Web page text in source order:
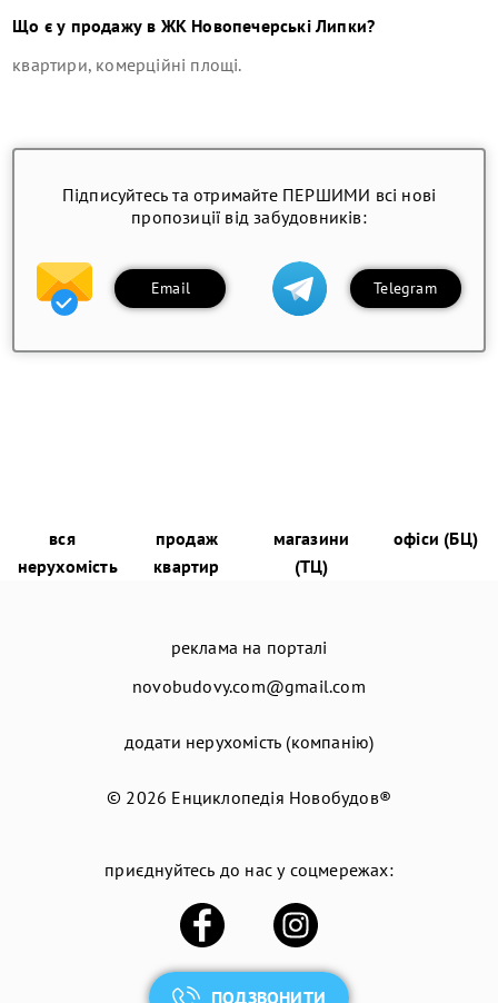
ПОДЗВОНИТИ
Що є у продажу в ЖК Новопечерські Липки?
квартири, комерційні площі.
Підписуйтесь та отримайте ПЕРШИМИ всі нові
пропозиції від забудовників:
Email Telegram
вся
нерухомість
продаж
квартир
магазини
(ТЦ)
офіси (БЦ)
реклама на порталі
novobudovy.com@gmail.com
додати нерухомість (компанію)
© 2026 Енциклопедія Новобудов®
приєднуйтесь до нас у соцмережах: